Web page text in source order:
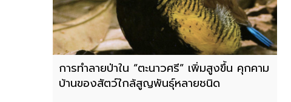
การทำลายป่าใน “ตะนาวศรี” เพิ่มสูงขึ้น คุกคาม
บ้านของสัตว์ใกล้สูญพันธุ์หลายชนิด